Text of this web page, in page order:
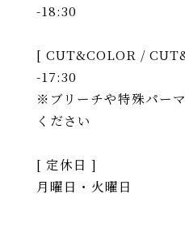
-18:30
[ CUT&COLOR /
-17:30
※ブリーチや特殊パー
ください
[ 定休日 ]
月曜日・火曜日